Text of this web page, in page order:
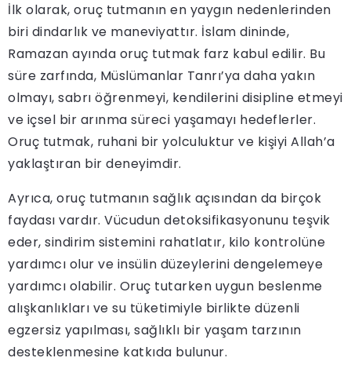
İlk olarak, oruç tutmanın en yaygın nedenlerinden
biri dindarlık ve maneviyattır. İslam dininde,
Ramazan ayında oruç tutmak farz kabul edilir. Bu
süre zarfında, Müslümanlar Tanrı’ya daha yakın
olmayı, sabrı öğrenmeyi, kendilerini disipline etmeyi
ve içsel bir arınma süreci yaşamayı hedeflerler.
Oruç tutmak, ruhani bir yolculuktur ve kişiyi Allah’a
yaklaştıran bir deneyimdir.
Ayrıca, oruç tutmanın sağlık açısından da birçok
faydası vardır. Vücudun detoksifikasyonunu teşvik
eder, sindirim sistemini rahatlatır, kilo kontrolüne
yardımcı olur ve insülin düzeylerini dengelemeye
yardımcı olabilir. Oruç tutarken uygun beslenme
alışkanlıkları ve su tüketimiyle birlikte düzenli
egzersiz yapılması, sağlıklı bir yaşam tarzının
desteklenmesine katkıda bulunur.